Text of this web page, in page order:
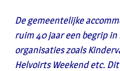
De gemeentelijke
ruim 40 jaar een begrip in
organisaties zoals
Helvoirts Weekend etc.